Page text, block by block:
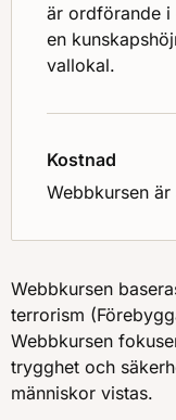
är ordförande i
en
vallokal.
Kostnad
Webbkursen
Webbkursen
terrorism
Webbkursen
trygghet och
människor vistas.